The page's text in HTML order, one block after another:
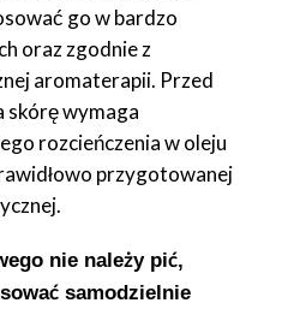
go w bardzo
oraz zgodnie z
aromaterapii. Przed
skórę wymaga
rozcieńczenia w oleju
przygotowanej
nie należy pić,
samodzielnie